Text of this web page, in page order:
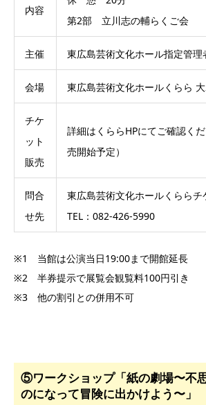
内容
第2部 立川志の輔らくご会
主催 東広島芸術文化ホール指定管理
会場 東広島芸術文化ホールくらら
チケ
ット
販売
詳細はくららHPにてご確認く
売開始予定）
問合
せ先
東広島芸術文化ホールくらら
TEL：082-426-5990
※1 当館は公演当日19:00まで開館延長
※2 半券提示で展覧会観覧料100円引き
※3 他の割引との併用不可
⑤ワークショップ「紙の劇場〜不
のになって冒険に出かけよう〜」